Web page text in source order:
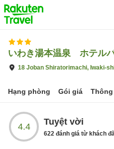
to
top
page
いわき湯本温泉 ホテル
18 Joban Shiratorimachi, Iwaki-
Hạng phòng Gói giá
4.4 Tuyệt vời
622 đánh giá từ khách